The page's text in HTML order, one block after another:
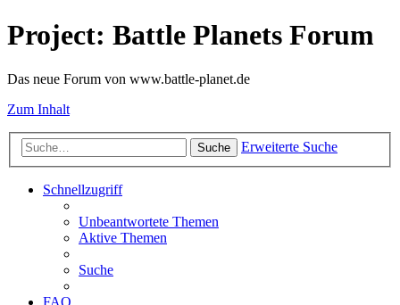
Project: Battle Planets Forum
Das neue Forum von www.battle-planet.de
Zum Inhalt
Suche Erweiterte Suche
Schnellzugriff
Unbeantwortete Themen
Aktive Themen
Suche